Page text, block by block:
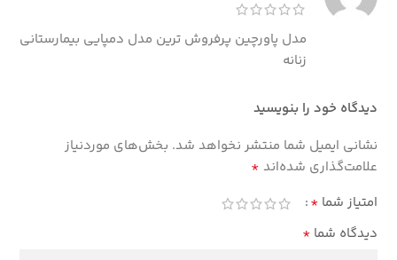
مدل پاورچین پرفروش ترین مدل دمپایی بیمارستانی
زنانه
دیدگاه خود را بنویسید
نشانی ایمیل شما منتشر نخواهد شد. بخش‌های موردنیاز
علامت‌گذاری شده‌اند *
امتیاز شما *
دیدگاه شما *